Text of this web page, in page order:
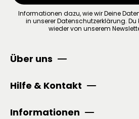
Informationen dazu, wie wir Deine
in unsererDatenschutzerklärung. Du
wieder von unserem
Über uns
Hilfe & Kontakt
Informationen